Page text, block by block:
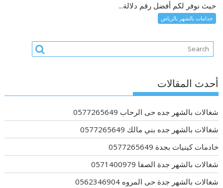
حيث نوفر لكم أفضل رقم دلالة...
خدامات بالشهر بالرياض
أحدث المقالات
شغالات بالشهر جده حى الرحاب 0577265649
شغالات بالشهر جده بني مالك 0577265649
خادمات كينيات بجدة 0577265649
شغالات بالشهر جدة الصفا 0571400979
شغالات بالشهر جدة حى المروه 0562346904